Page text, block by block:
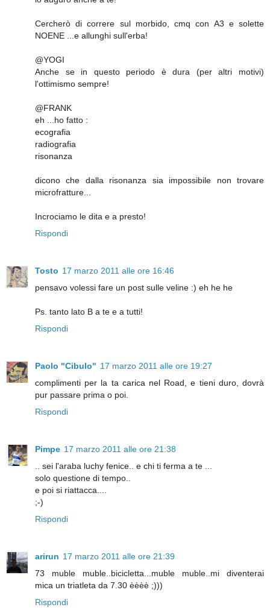
Cercherò di correre sul morbido, cmq con A3 e solette
NOENE ...e allunghi sull'erba!
@YOGI
Anche se in questo periodo è dura (per altri motivi)
l'ottimismo sempre!
@FRANK
eh ...ho fatto :
ecografia
radiografia
risonanza
dicono che dalla risonanza sia impossibile non trovare
microfratture...
Incrociamo le dita e a presto!
Rispondi
Tosto 17 marzo 2011 alle ore 16:46
pensavo volessi fare un post sulle veline :) eh he he
Ps. tanto lato B a te e a tutti!
Rispondi
Paolo "Cibulo" 17 marzo 2011 alle ore 19:27
complimenti per la ta carica nel Road, e tieni duro, dovrà
pur passare prima o poi.
Rispondi
Pimpe 17 marzo 2011 alle ore 21:38
.. sei l'araba luchy fenice.. e chi ti ferma a te ...
solo questione di tempo..
e poi si riattacca....
;-)
Rispondi
arirun 17 marzo 2011 alle ore 21:39
73 muble muble..bicicletta...muble muble..mi diventerai
mica un triatleta da 7.30 èèèè ;)))
Rispondi